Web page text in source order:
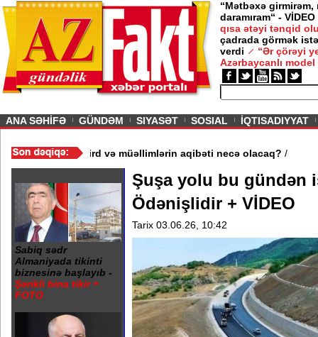
“Mətbəxə girmirəm,
daramıram“ - VİDEO
qısa ətəyi tənqid
çadrada görmək
verdi
“Ər çörəyi
Azərbaycanlı model
ANA SƏHİFƏ GÜNDƏM SIYASƏT SOSIAL İQTISADIYYAT
3 məktəb bağlandı - Şagird və müəllimlərin aqibəti necə
Sabiq sədr
Almaniyada tikinti
biznesinə başlayıb -
Şərikli bina tikir +
FOTO
Şuşa yolu bu gündən
Ödənişlidir + VİDEO
Tarix 03.06.26, 10:42